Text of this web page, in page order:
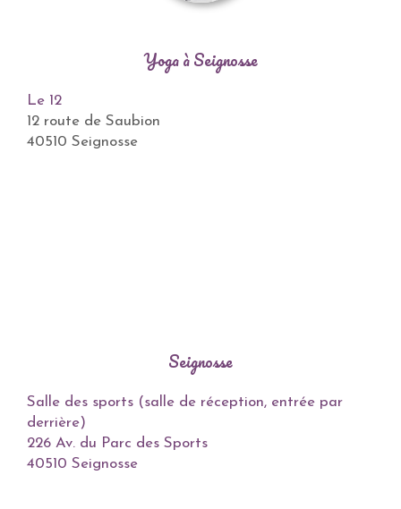
Yoga à Seignosse
Le 12
12 route de Saubion
40510 Seignosse
Seignosse
Salle des sports (salle de réception, entrée par
derrière)
226 Av. du Parc des Sports
40510 Seignosse